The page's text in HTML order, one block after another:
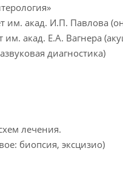
им. акад. И.П. Павлова
акад. Е.А. Вагнера
диагностика)
лечения.
биопсия, эксцизио)